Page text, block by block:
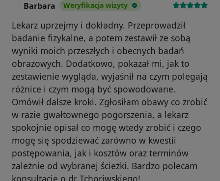
Barbara Weryfikacja wizyty
Lekarz uprzejmy i dokładny. Przeprowadził
badanie fizykalne, a potem zestawił ze sobą
wyniki moich przeszłych i obecnych badań
obrazowych. Dodatkowo, pokazał mi, jak to
zestawienie wygląda, wyjaśnił na czym polegają
różnice i czym mogą być spowodowane.
Omówił dalsze kroki. Zgłosiłam obawy co zrobić
w razie gwałtownego pogorszenia, a lekarz
spokojnie opisał co mogę wtedy zrobić i czego
mogę się spodziewać zarówno w kwestii
postępowania, jak i kosztów oraz terminów
zależnie od wybranej ścieżki. Bardzo polecam
konsultację o dr Tchoriwskiego!